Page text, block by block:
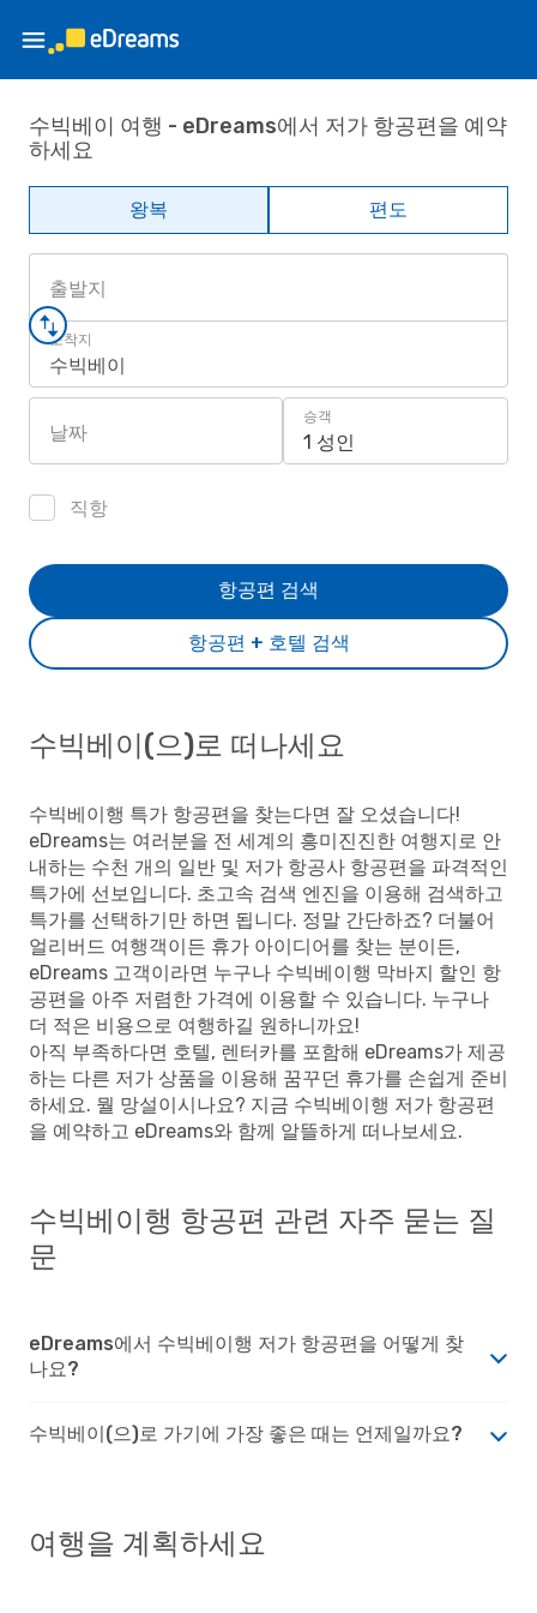
수빅베이 여행 - eDreams에서 저가 항공편을 예약
하세요
왕복 편도
출발지
도착지
수빅베이
날짜
승객
1 성인
직항
항공편 + 호텔 검색
항공편 검색
수빅베이(으)로 떠나세요
수빅베이행 특가 항공편을 찾는다면 잘 오셨습니다!
eDreams는 여러분을 전 세계의 흥미진진한 여행지로 안
내하는 수천 개의 일반 및 저가 항공사 항공편을 파격적인
특가에 선보입니다. 초고속 검색 엔진을 이용해 검색하고
특가를 선택하기만 하면 됩니다. 정말 간단하죠? 더불어
얼리버드 여행객이든 휴가 아이디어를 찾는 분이든,
eDreams 고객이라면 누구나 수빅베이행 막바지 할인 항
공편을 아주 저렴한 가격에 이용할 수 있습니다. 누구나
더 적은 비용으로 여행하길 원하니까요!
아직 부족하다면 호텔, 렌터카를 포함해 eDreams가 제공
하는 다른 저가 상품을 이용해 꿈꾸던 휴가를 손쉽게 준비
하세요. 뭘 망설이시나요? 지금 수빅베이행 저가 항공편
을 예약하고 eDreams와 함께 알뜰하게 떠나보세요.
수빅베이행 항공편 관련 자주 묻는 질
문
eDreams에서 수빅베이행 저가 항공편을 어떻게 찾
나요?
수빅베이(으)로 가기에 가장 좋은 때는 언제일까요?
여행을 계획하세요